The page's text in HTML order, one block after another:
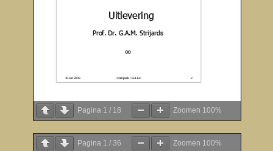
Pagina 1 / 18 Zoomen 100%
Pagina 1 / 36 Zoomen 100%